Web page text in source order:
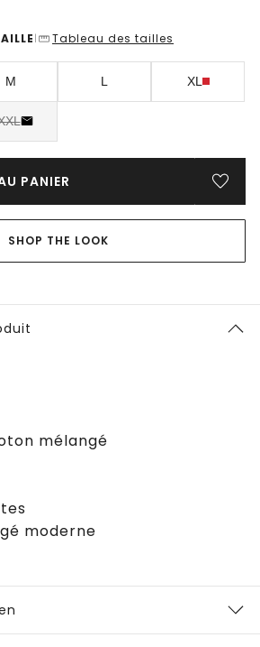
| Tableau des tailles
M L XL
PANIER
SHOP THE LOOK
mélangé
moderne